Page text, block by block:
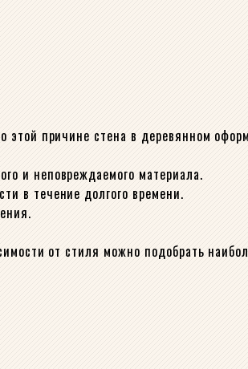
этой причине стена в деревянном
и неповреждаемого материала.
в течение долгого времени.
от стиля можно подобрать